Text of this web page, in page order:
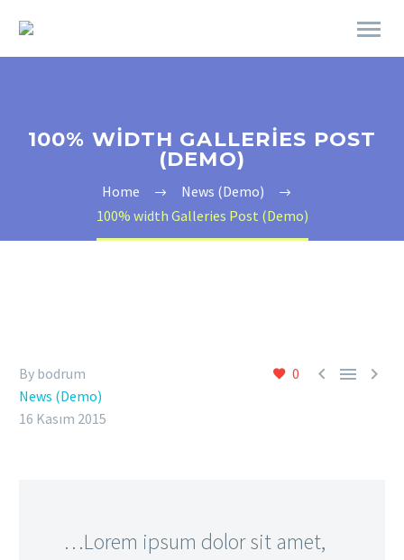
100% WIDTH GALLERIES POST
(DEMO)
Home
News (Demo)
100% width Galleries Post (Demo)
0   
By bodrum
News (Demo)
16 Kasım 2015
…Lorem ipsum dolor sit amet,